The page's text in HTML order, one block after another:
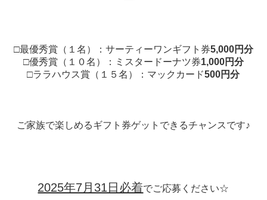
□最優秀賞（１名）：サーティーワンギフト券5,000円分
□優秀賞（１０名）：ミスタードーナツ券1,000円分
□ララハウス賞（１５名）：マックカード500円分
ご家族で楽しめるギフト券ゲットできるチャンスです♪
2025年7月31日必着でご応募ください☆